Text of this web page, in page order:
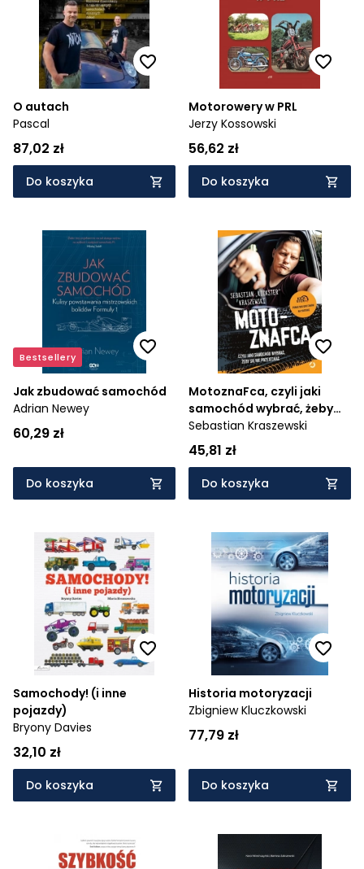
O autach
Pascal
87,02 zł
Do koszyka
Motorowery w PRL
Jerzy Kossowski
56,62 zł
Do koszyka
Bestsellery
Jak zbudować samochód
Adrian Newey
60,29 zł
Do koszyka
MotoznaFca, czyli jaki
samochód wybrać, żeby
się nie przejechać
Sebastian Kraszewski
45,81 zł
Do koszyka
Samochody! (i inne
pojazdy)
Bryony Davies
32,10 zł
Do koszyka
Historia motoryzacji
Zbigniew Kluczkowski
77,79 zł
Do koszyka